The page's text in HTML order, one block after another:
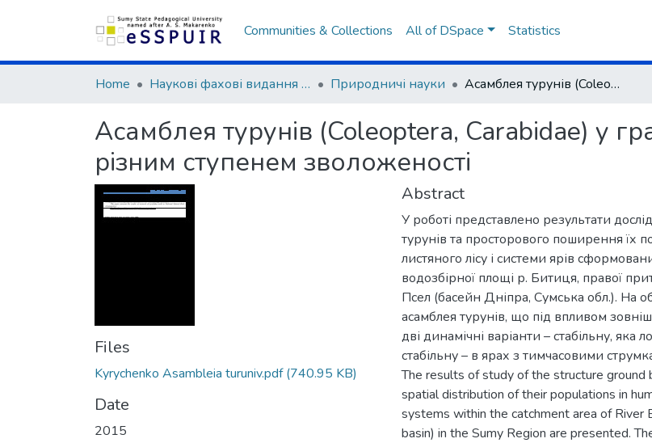
Communities & Collections All of DSpace Statistics
Home Наукові фахові видання СумДПУ Природничі науки Асамблея турунів (Coleoptera, Carabidae) у градієнті місцеперебувань з різним ступенем зволоженості
Асамблея турунів (Coleoptera, Carabidae) у
різним ступенем зволоженості
Files
Kyrychenko Asambleia turuniv.pdf(740.95 KB)
Date
2015
Abstract
У роботі представлено результати
турунів та просторового поширення їх
листяного лісу і системи ярів
водозбірної площі р. Битиця, правої
Псел (басейн Дніпра, Сумська обл.). На
асамблея турунів, що під впливом
дві динамічні варіанти – стабільну, яка
стабільну – в ярах з тимчасовими
The results of study of the structure
spatial distribution of their populations in
systems within the catchment area of River
basin) in the Sumy Region are presented.